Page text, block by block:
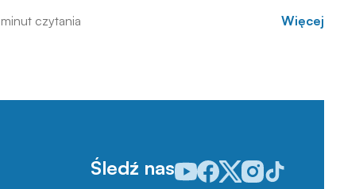
produktowymi.
minut czytania Więcej
Śledź nasOdwiedź nasz profil w serwisie
Odwiedź nasz profil w
Odwiedź nasz profil w
Odwiedź nasz
Odwiedź